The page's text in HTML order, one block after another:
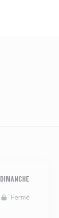
DIMANCHE
Fermé